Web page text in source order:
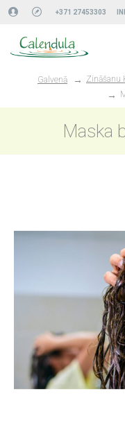
+371 27453303
Galvenā Zināšanu
Maska